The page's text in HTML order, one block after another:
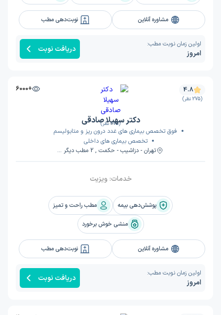
مشاوره آنلاین نوبت‌دهی مطب
اولین زمان نوبت مطب:
امروز دریافت نوبت
(275 نظر)
+6000 4.8
(275 نظر)
دکتر سهیلا صادقی
فوق تخصص بیماری های غدد درون ریز و متابولیسم
تخصص بیماری های داخلی
تهران - دزاشیب - حکمت , 2 مطب دیگر ...
خدمات:ویزیت
پوشش‌دهی بیمه مطب راحت و تمیز
منشی خوش برخورد
مشاوره آنلاین نوبت‌دهی مطب
اولین زمان نوبت مطب:
امروز دریافت نوبت